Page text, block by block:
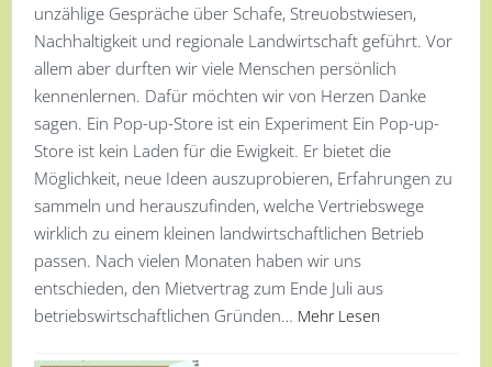
unzählige Gespräche über Schafe, Streuobstwiesen,
Nachhaltigkeit und regionale Landwirtschaft geführt. Vor
allem aber durften wir viele Menschen persönlich
kennenlernen. Dafür möchten wir von Herzen Danke
sagen. Ein Pop-up-Store ist ein Experiment Ein Pop-up-
Store ist kein Laden für die Ewigkeit. Er bietet die
Möglichkeit, neue Ideen auszuprobieren, Erfahrungen zu
sammeln und herauszufinden, welche Vertriebswege
wirklich zu einem kleinen landwirtschaftlichen Betrieb
passen. Nach vielen Monaten haben wir uns
entschieden, den Mietvertrag zum Ende Juli aus
betriebswirtschaftlichen Gründen… Mehr Lesen